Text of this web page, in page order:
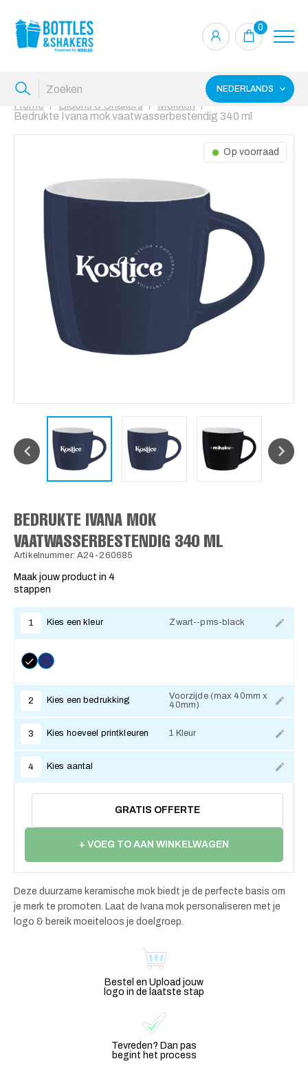
0
NEDERLANDS
Home Bidons & Shakers
Mokken
Bedrukte Ivana mok vaatwasserbestendig 340 ml
Op voorraad
BEDRUKTE IVANA MOK
VAATWASSERBESTENDIG 340 ML
Artikelnummer: A24-260685
Maak jouw product in 4
stappen
1 Kies een kleur Zwart--pms-black
2 Kies een bedrukking
Voorzijde (max 40mm x
40mm)
3 Kies hoeveel printkleuren 1 Kleur
4 Kies aantal
GRATIS OFFERTE
+ VOEG TO AAN WINKELWAGEN
Deze duurzame keramische mok biedt je de perfecte basis om
je merk te promoten. Laat de Ivana mok personaliseren met je
logo & bereik moeiteloos je doelgroep.
Bestel en Upload jouw
logo in de laatste stap
Tevreden? Dan pas
begint het process